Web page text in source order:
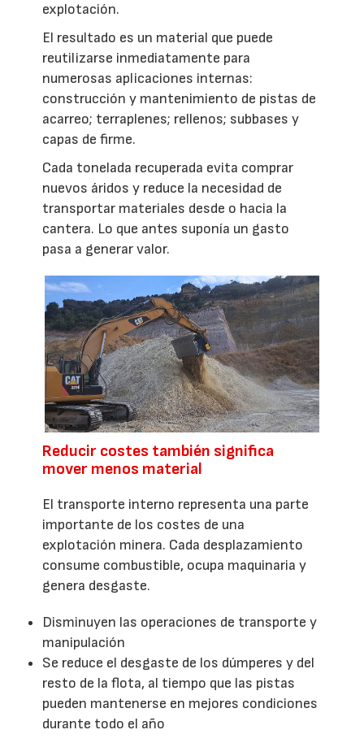
explotación.
El resultado es un material que puede
reutilizarse inmediatamente para
numerosas aplicaciones internas:
construcción y mantenimiento de pistas de
acarreo; terraplenes; rellenos; subbases y
capas de firme.
Cada tonelada recuperada evita comprar
nuevos áridos y reduce la necesidad de
transportar materiales desde o hacia la
cantera. Lo que antes suponía un gasto
pasa a generar valor.
Reducir costes también significa
mover menos material
El transporte interno representa una parte
importante de los costes de una
explotación minera. Cada desplazamiento
consume combustible, ocupa maquinaria y
genera desgaste.
Disminuyen las operaciones de transporte y
manipulación
Se reduce el desgaste de los dúmperes y del
resto de la flota, al tiempo que las pistas
pueden mantenerse en mejores condiciones
durante todo el año